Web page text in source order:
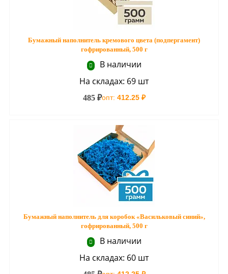
Бумажный наполнитель кремового цвета (подпергамент)
гофрированный, 500 г
В наличии
На складах: 69 шт
485 ₽опт: 412.25 ₽
Бумажный наполнитель для коробок «Васильковый синий»,
гофрированный, 500 г
В наличии
На складах: 60 шт